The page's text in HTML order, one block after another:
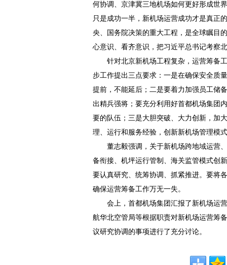
何协调、京津冀三地机场如何更好形成世
只是成功一半，新机场运营成功才是真正
央、国务院决策的重大工程，是全球瞩目
心意识、看齐意识，把习近平总书记考察
针对北京新机场工程复杂，运营筹备
步工作提出三点要求：一是在确保安全质
提前，不能延后；二是要着力加强员工储
出精兵强将；要充分利用好首都机场集团
要的队伍；三是大胆突破、大力创新，加
理、运行和服务经验，创新新机场管理模
董志毅强调，关于新机场跨地域运营
备衔接、机坪运行管制、海关监管模式创
要认真研究、统筹协调、抓紧推进。要将
确保运营筹备工作万无一失。
会上，首都机场集团汇报了新机场运
航华北空管局等根据职责对新机场运营筹
议研究协调的事项进行了充分讨论。